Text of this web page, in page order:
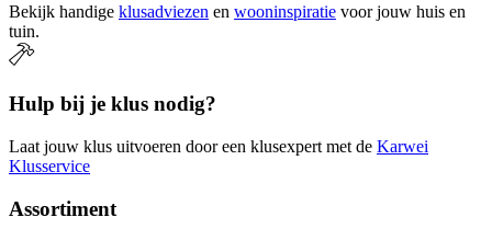
Bekijk handige klusadviezen en wooninspiratie voor jouw huis en
tuin.
Hulp bij je klus nodig?
Laat jouw klus uitvoeren door een klusexpert met de Karwei
Klusservice
Assortiment